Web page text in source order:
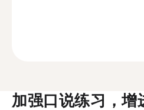
加强口说练习，增